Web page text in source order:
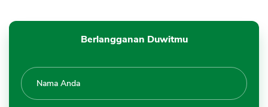
Berlangganan Duwitmu